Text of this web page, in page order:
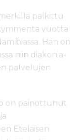
palkittu
vuotta
Hän on
niin diakonia-
palvelujen
on painottunut
Eteläisen